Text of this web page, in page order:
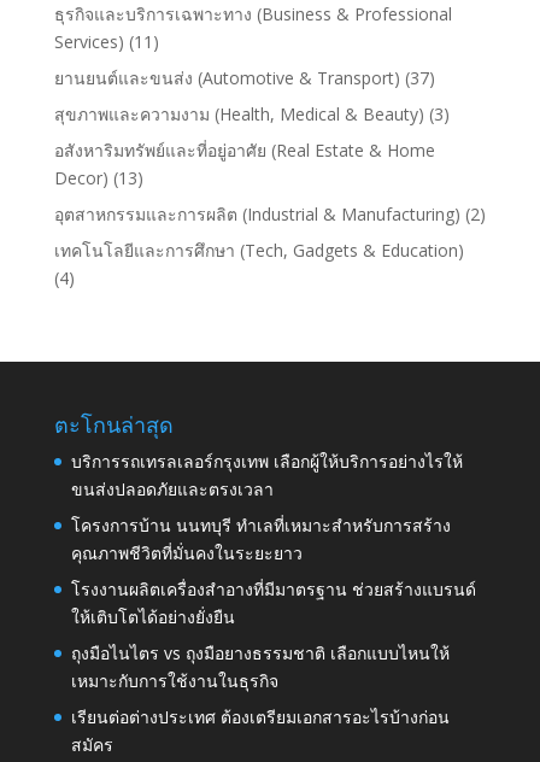
ธุรกิจและบริการเฉพาะทาง (Business & Professional
Services) (11)
ยานยนต์และขนส่ง (Automotive & Transport) (37)
สุขภาพและความงาม (Health, Medical & Beauty) (3)
อสังหาริมทรัพย์และที่อยู่อาศัย (Real Estate & Home
Decor) (13)
อุตสาหกรรมและการผลิต (Industrial & Manufacturing) (2)
เทคโนโลยีและการศึกษา (Tech, Gadgets & Education)
(4)
ตะโกนล่าสุด
บริการรถเทรลเลอร์กรุงเทพ เลือกผู้ให้บริการอย่างไรให้
ขนส่งปลอดภัยและตรงเวลา
โครงการบ้าน นนทบุรี ทำเลที่เหมาะสำหรับการสร้าง
คุณภาพชีวิตที่มั่นคงในระยะยาว
โรงงานผลิตเครื่องสำอางที่มีมาตรฐาน ช่วยสร้างแบรนด์
ให้เติบโตได้อย่างยั่งยืน
ถุงมือไนไตร vs ถุงมือยางธรรมชาติ เลือกแบบไหนให้
เหมาะกับการใช้งานในธุรกิจ
เรียนต่อต่างประเทศ ต้องเตรียมเอกสารอะไรบ้างก่อน
สมัคร